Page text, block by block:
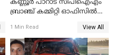
കണ്ണൂർ പാറാട് സിപിഐഎം
ബ്രാഞ്ച് കമ്മിറ്റി ഓഫിസിൽ
ചിത്രങ്ങളടക്കം കത്തിയ
നിലയിൽ
1 Min Read View All